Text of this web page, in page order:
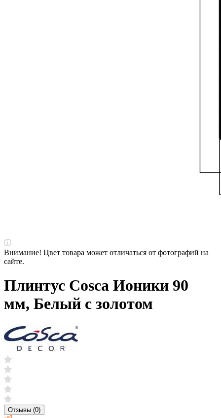
Внимание! Цвет товара может отличаться от фотографий на
сайте.
Плинтус Cosca Ионики 90
мм, Белый с золотом
Отзывы (0)